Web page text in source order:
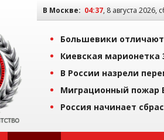
В Москве: 04:37, 8 августа 2026,
Большевики
Киевская марионетка
В России назрели
Миграционный пожар
Россия начинает